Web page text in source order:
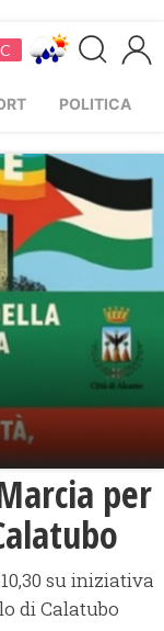
POLITICA
per
su iniziativa
di Calatubo